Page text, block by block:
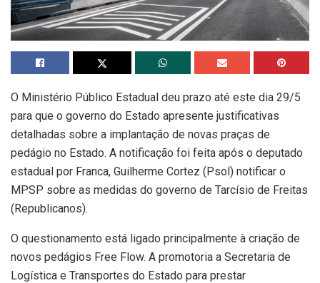
O Ministério Público Estadual deu prazo até este dia 29/5
para que o governo do Estado apresente justificativas
detalhadas sobre a implantação de novas praças de
pedágio no Estado. A notificação foi feita após o deputado
estadual por Franca, Guilherme Cortez (Psol) notificar o
MPSP sobre as medidas do governo de Tarcísio de Freitas
(Republicanos).
O questionamento está ligado principalmente à criação de
novos pedágios Free Flow. A promotoria a Secretaria de
Logística e Transportes do Estado para prestar